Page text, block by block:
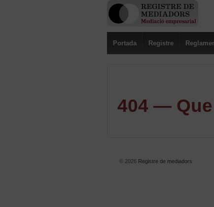
Portada Registre
404 —
© 2026 Registre de mediadors